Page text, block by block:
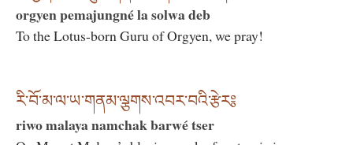
orgyen pemajungné la solwa deb
To the Lotus-born Guru of Orgyen, we pray!
རི་བོ་མ་ལ་ཡ་གནམ་ལྕགས་འབར་བའི་རྩེར༔
riwo malaya namchak barwé tser